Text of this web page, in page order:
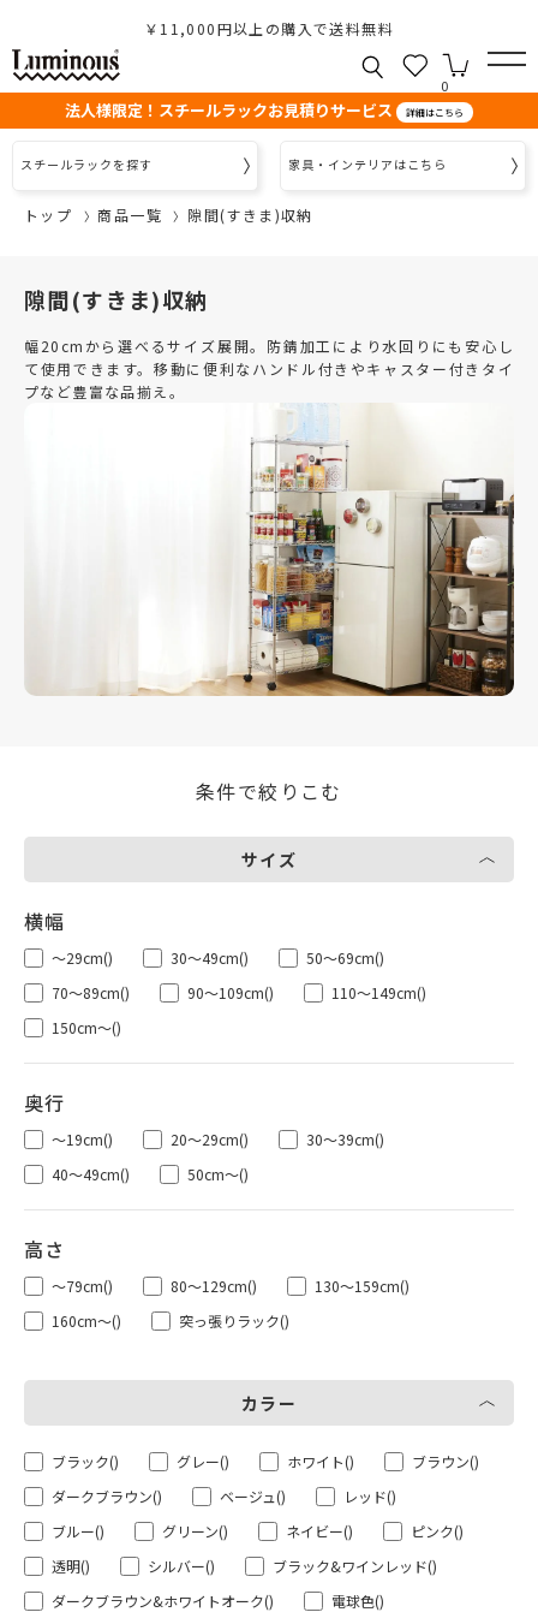
￥11,000円以上の購入で送料無料
0
法人様限定！スチールラックお見積りサービス 詳細はこちら
スチールラックを探す 家具・インテリアはこちら
トップ 商品一覧 隙間(すきま)収納
隙間(すきま)収納
幅20cmから選べるサイズ展開。防錆加工により水回りにも安心し
て使用できます。移動に便利なハンドル付きやキャスター付きタイ
プなど豊富な品揃え。
条件で絞りこむ
サイズ
～29cm() 30～49cm() 50～69cm()
70～89cm() 90～109cm() 110～149cm()
150cm～()
～19cm() 20～29cm() 30～39cm()
40～49cm() 50cm～()
～79cm() 80～129cm() 130～159cm()
160cm～() 突っ張りラック()
カラー
ブラック() グレー() ホワイト() ブラウン()
ダークブラウン() ベージュ() レッド()
ブルー() グリーン() ネイビー() ピンク()
透明() シルバー() ブラック&ワインレッド()
ダークブラウン&ホワイトオーク() 電球色()